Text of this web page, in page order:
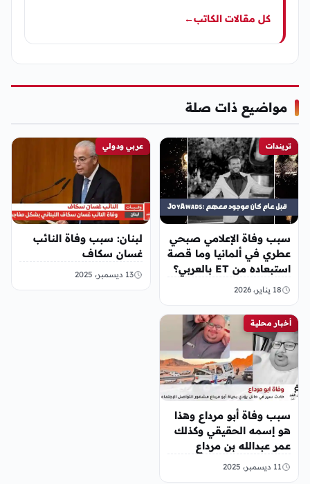
كل مقالات الكاتب←
مواضيع ذات صلة
تريندات
ٍسبب وفاة الإعلامي صبحي
عطري في ألمانيا وما قصة
استبعاده من ET بالعربي؟
18 يناير، 2026
عربي ودولي
لبنان: سبب وفاة النائب
غسان سكاف
13 ديسمبر، 2025
أخبار محلية
سبب وفاة أبو مرداع وهذا
هو إسمه الحقيقي وكذلك
عمر عبدالله بن مرداع
11 ديسمبر، 2025